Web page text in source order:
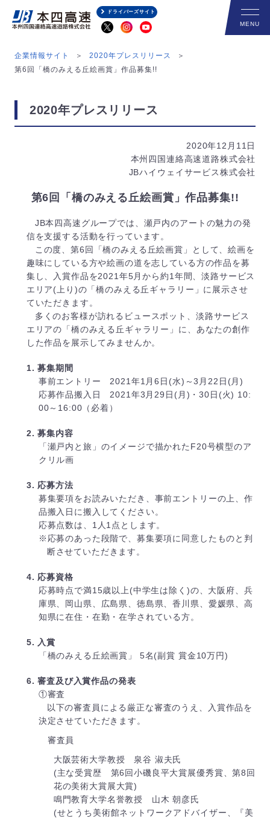
ドライバーズサイト
企業情報サイト
2020年プレスリリース
第6回「橋のみえる丘絵画賞」作品募集!!
2020年プレスリリース
2020年12月11日
本州四国連絡高速道路株式会社
JBハイウェイサービス株式会社
第6回「橋のみえる丘絵画賞」作品募集!!
JB本四高速グループでは、瀬戸内のアートの魅力の発
信を支援する活動を行っています。
この度、第6回「橋のみえる丘絵画賞」として、絵画を
趣味にしている方や絵画の道を志している方の作品を募
集し、入賞作品を2021年5月から約1年間、淡路サービス
エリア(上り)の「橋のみえる丘ギャラリー」に展示させ
ていただきます。
多くのお客様が訪れるビュースポット、淡路サービス
エリアの「橋のみえる丘ギャラリー」に、あなたの創作
した作品を展示してみませんか。
1. 募集期間
事前エントリー 2021年1月6日(水)～3月22日(月)
応募作品搬入日 2021年3月29日(月)・30日(火) 10:
00～16:00（必着）
2. 募集内容
「瀬戸内と旅」のイメージで描かれたF20号横型のア
クリル画
3. 応募方法
募集要項をお読みいただき、事前エントリーの上、作
品搬入日に搬入してください。
応募点数は、1人1点とします。
※応募のあった段階で、募集要項に同意したものと判
断させていただきます。
4. 応募資格
応募時点で満15歳以上(中学生は除く)の、大阪府、兵
庫県、岡山県、広島県、徳島県、香川県、愛媛県、高
知県に在住・在勤・在学されている方。
5. 入賞
「橋のみえる丘絵画賞」 5名(副賞 賞金10万円)
6. 審査及び入賞作品の発表
①審査
以下の審査員による厳正な審査のうえ
、入賞作品を
決定させていただきます。
審査員
大阪芸術大学教授 泉谷 淑夫氏
(主な受賞歴 第6回小磯良平大賞展優秀賞、第8回
花の美術大賞展大賞)
鳴門教育大学名誉教授 山木 朝彦氏
(せとうち美術館ネットワークアドバイザー、『美